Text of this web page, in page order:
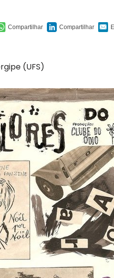
(UFS)